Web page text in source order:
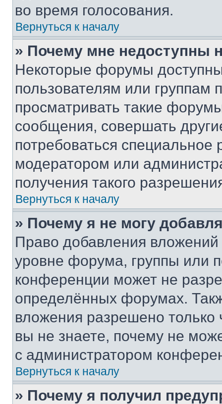
во время голосования.
Вернуться к началу
» Почему мне недоступны
Некоторые форумы
пользователям или группам
просматривать такие
сообщения, совершать
потребоваться
модератором или
получения такого
Вернуться к началу
» Почему я не могу
Право добавления
уровне форума, группы или
конференции может не
определённых форумах.
вложения разрешено
вы не знаете, почему не
с администратором
Вернуться к началу
» Почему я получил